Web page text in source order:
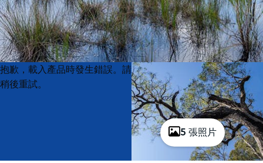
5 張照片
Product
List
Product
List
抱歉，載入產品時發生錯誤。請
稍後重試。